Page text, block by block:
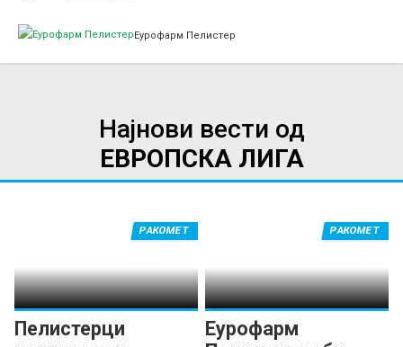
Еурофарм Пелистер
Најнови вести од
ЕВРОПСКА ЛИГА
Пелистерци
РАКОМЕТ
Еурофарм
РАКОМЕТ